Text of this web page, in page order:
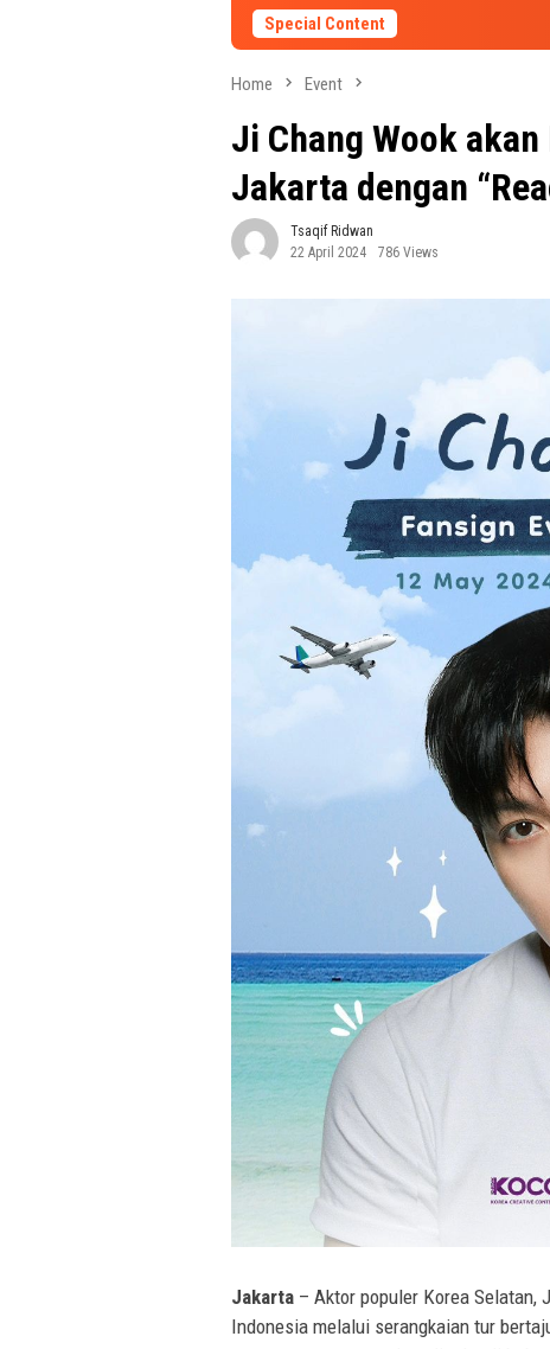
Special Content
Home Event
Ji Chang Wook
Jakarta dengan
Tsaqif Ridwan
22 April 2024
786 Views
Jakarta – Aktor populer Korea Selatan,
Indonesia melalui serangkaian tur